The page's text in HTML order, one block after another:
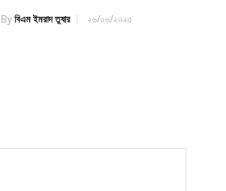
Byবিএম ইমরাদ তুষার ২৬/০৬/২০২৫